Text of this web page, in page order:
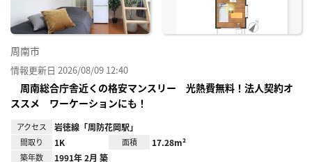
周南市
情報更新日 2026/08/09 12:40
周南総合庁舎近くの格安マンスリー 光熱費無料！法人契約オ
ススメ ワーケーションにも！
アクセス 岩徳線「周防花岡駅」
間取り 1K 面積 17.28m²
築年数 1991年 2月 築